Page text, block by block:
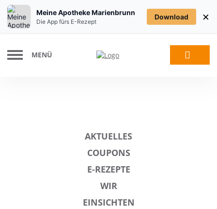
MENÜ
AKTUELLES
COUPONS
E-REZEPTE
WIR
EINSICHTEN
Meine Apotheke Marienbrunn
Die App fürs E-Rezept
Download ×